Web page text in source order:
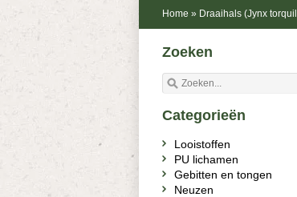
Home » Draaihals (Jynx
Zoeken
Categorieën
Looistoffen
PU lichamen
Gebitten en tongen
Neuzen